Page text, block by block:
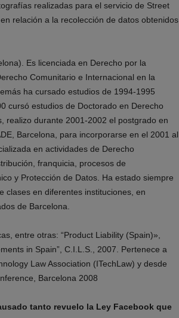
realizadas para el servicio de Street
relación a la recolección de datos obtenidos
Es licenciada en Derecho por la
Comunitario e Internacional en la
ha cursado estudios de 1994-1995
cursó estudios de Doctorado en Derecho
realizo durante 2001-2002 el postgrado en
Barcelona, para incorporarse en el 2001 al
en actividades de Derecho
franquicia, procesos de
y Protección de Datos. Ha estado siempre
clases en diferentes instituciones, en
de Barcelona.
entre otras: “Product Liability (Spain)»,
in Spain”, C.I.L.S., 2007. Pertenece a
Law Association (ITechLaw) y desde
Barcelona 2008
tanto revuelo la Ley Facebook que